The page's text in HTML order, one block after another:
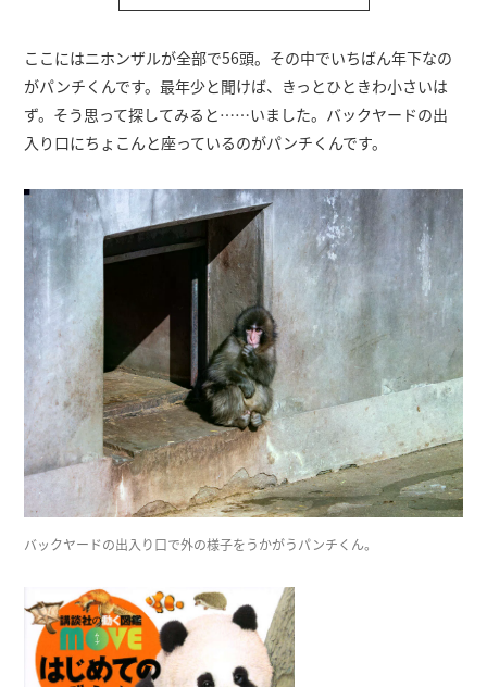
ここにはニホンザルが全部で56頭。その中でいちばん年下なの
がパンチくんです。最年少と聞けば、きっとひときわ小さいは
ず。そう思って探してみると……いました。バックヤードの出
入り口にちょこんと座っているのがパンチくんです。
バックヤードの出入り口で外の様子をうかがうパンチくん。